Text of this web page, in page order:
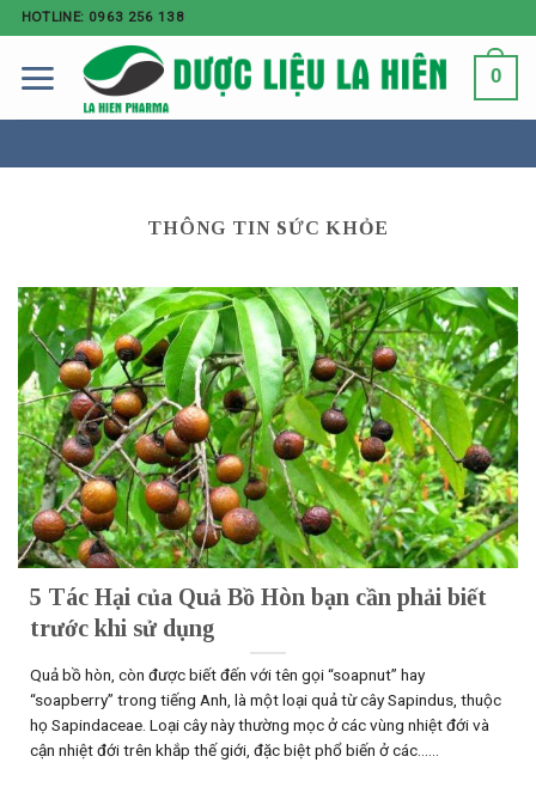
HOTLINE: 0963 256 138
0
THÔNG TIN SỨC KHỎE
5 Tác Hại của Quả Bồ Hòn bạn cần phải biết
trước khi sử dụng
Quả bồ hòn, còn được biết đến với tên gọi “soapnut” hay
“soapberry” trong tiếng Anh, là một loại quả từ cây Sapindus, thuộc
họ Sapindaceae. Loại cây này thường mọc ở các vùng nhiệt đới và
cận nhiệt đới trên khắp thế giới, đặc biệt phổ biến ở các......